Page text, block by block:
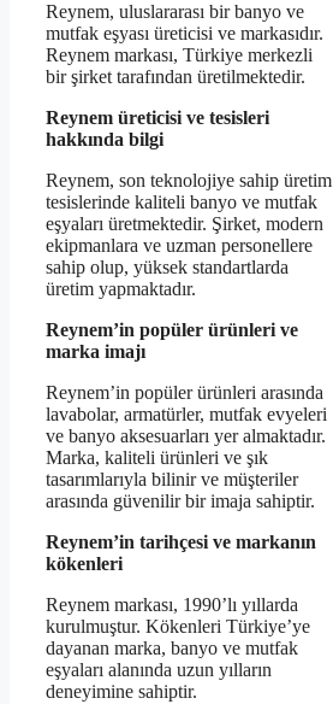
Reynem, uluslararası bir banyo ve
mutfak eşyası üreticisi ve markasıdır.
Reynem markası, Türkiye merkezli
bir şirket tarafından üretilmektedir.
Reynem üreticisi ve tesisleri
hakkında bilgi
Reynem, son teknolojiye sahip üretim
tesislerinde kaliteli banyo ve mutfak
eşyaları üretmektedir. Şirket, modern
ekipmanlara ve uzman personellere
sahip olup, yüksek standartlarda
üretim yapmaktadır.
Reynem’in popüler ürünleri ve
marka imajı
Reynem’in popüler ürünleri arasında
lavabolar, armatürler, mutfak evyeleri
ve banyo aksesuarları yer almaktadır.
Marka, kaliteli ürünleri ve şık
tasarımlarıyla bilinir ve müşteriler
arasında güvenilir bir imaja sahiptir.
Reynem’in tarihçesi ve markanın
kökenleri
Reynem markası, 1990’lı yıllarda
kurulmuştur. Kökenleri Türkiye’ye
dayanan marka, banyo ve mutfak
eşyaları alanında uzun yılların
deneyimine sahiptir.